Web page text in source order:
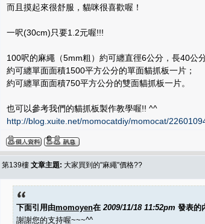
而且摸起來很舒服，貓咪很喜歡喔！
一呎(30cm)只要1.2元喔!!!
100呎的麻繩（5mm粗）約可纏直徑6公分，長40公
約可纏單面面積1500平方公分的單面貓抓板一片；
約可纏單面面積750平方公分的雙面貓抓板一片。
也可以參考我們的貓抓板製作教學喔!! ^^
http://blog.xuite.net/momocatdiy/momocat/
第139樓 文章主題: 大家買到的"麻繩"價格??
下面引用由momoyen在 2009/11/18 11:52pm 發表的
謝謝您的支持喔~~~^^